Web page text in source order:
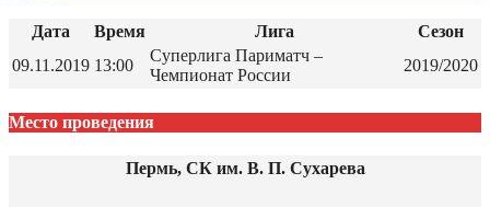
Дата Время Лига
Сезон
09.11.2019 13:00
Суперлига Париматч –
Чемпионат России
2019/2020
Место проведения
Пермь, СК им. В. П. Сухарева